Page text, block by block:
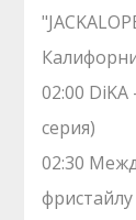
02:00
серия)
02:30